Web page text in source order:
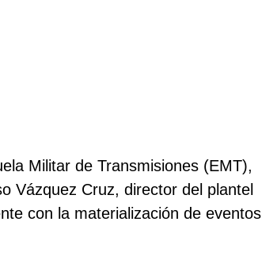
Militar de Transmisiones (EMT),
Vázquez Cruz, director del plantel
con la materialización de eventos